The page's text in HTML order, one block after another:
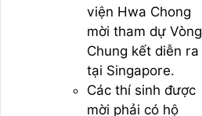
viện Hwa Chong
mời tham dự Vòng
Chung kết diễn ra
tại Singapore.
Các thí sinh được
mời phải có hộ